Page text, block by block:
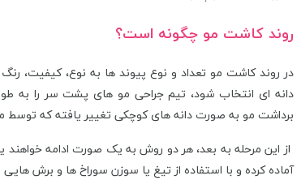
روند کاشت مو چگونه است؟
در روند کاشت مو تعداد و نوع پیوند ها به نوع، کیفیت،
دانه ای انتخاب شود، تیم جراحی مو های پشت سر را به
برداشت مو به صورت دانه های کوچکی تغییر یافته که توسط
از این مرحله به بعد، هر دو روش به یک صورت ادامه خواهند
آماده کرده و با استفاده از تیغ یا سوزن سوراخ ها و برش